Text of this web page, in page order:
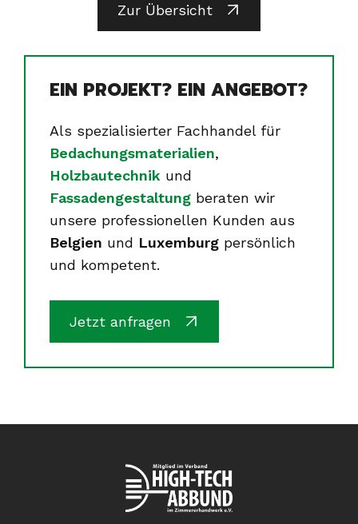
Zur Übersicht
EIN PROJEKT? EIN ANGEBOT?
Als spezialisierter Fachhandel für
Bedachungsmaterialien,
Holzbautechnik und
Fassadengestaltung beraten wir
unsere professionellen Kunden aus
Belgien und Luxemburg persönlich
und kompetent.
Jetzt anfragen